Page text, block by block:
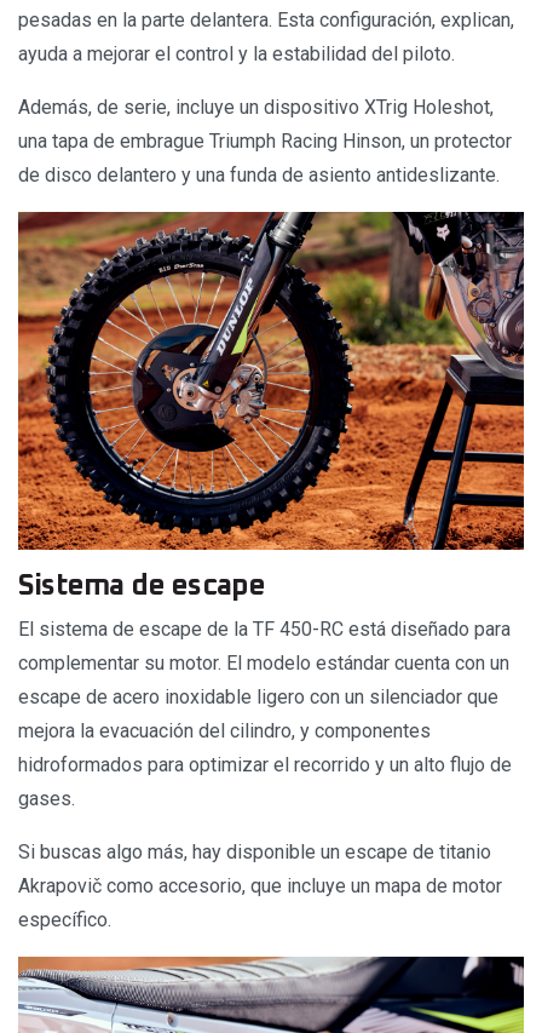
pesadas en la parte delantera. Esta configuración, explican,
ayuda a mejorar el control y la estabilidad del piloto.
Además, de serie, incluye un dispositivo XTrig Holeshot,
una tapa de embrague Triumph Racing Hinson, un protector
de disco delantero y una funda de asiento antideslizante.
Sistema de escape
El sistema de escape de la TF 450-RC está diseñado para
complementar su motor. El modelo estándar cuenta con un
escape de acero inoxidable ligero con un silenciador que
mejora la evacuación del cilindro, y componentes
hidroformados para optimizar el recorrido y un alto flujo de
gases.
Si buscas algo más, hay disponible un escape de titanio
Akrapovič como accesorio, que incluye un mapa de motor
específico.